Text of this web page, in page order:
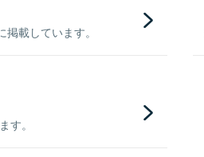
載しています。
す。